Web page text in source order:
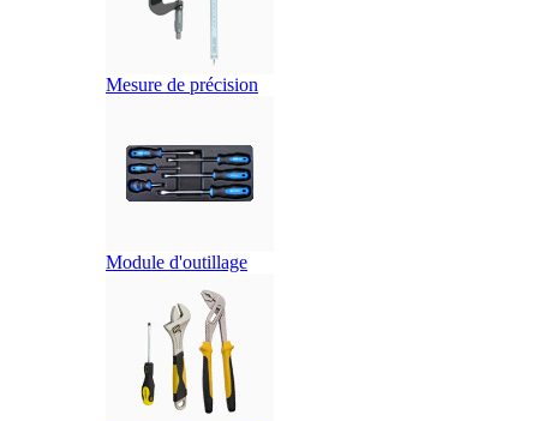
Mesure de précision
Module d'outillage